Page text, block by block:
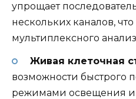
упрощает
нескольких каналов,
мультиплексного
Живая клеточная
возможности быстрого
режимами освещения и